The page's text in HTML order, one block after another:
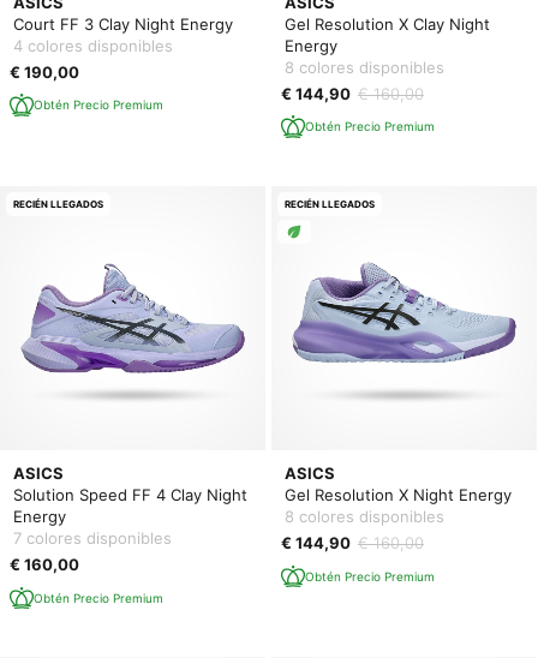
Court FF 3 Clay Night Energy
4 colores disponibles
€ 190,00
Obtén Precio Premium
Gel Resolution X Clay Night
Energy
8 colores disponibles
€ 144,90 € 160,00
Obtén Precio Premium
ASICS
Solution Speed FF 4 Clay Night
Energy
7 colores disponibles
€ 160,00
Obtén Precio Premium
RECIÉN LLEGADOS
ASICS
Gel Resolution X Night Energy
8 colores disponibles
€ 144,90 € 160,00
Obtén Precio Premium
RECIÉN LLEGADOS